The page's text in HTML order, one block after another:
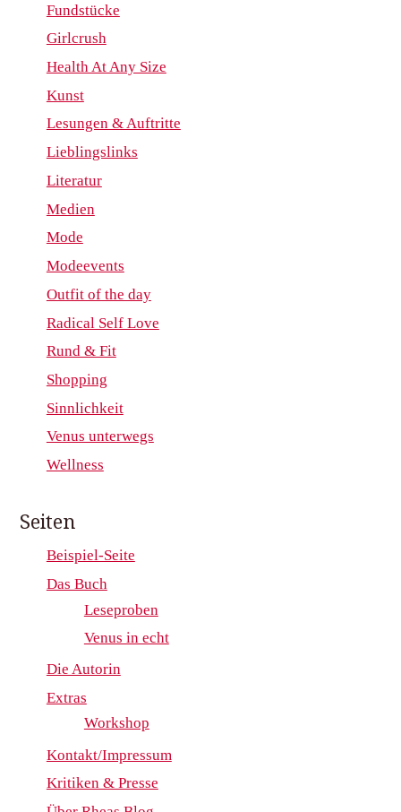
Fundstücke
Girlcrush
Health At Any Size
Kunst
Lesungen & Auftritte
Lieblingslinks
Literatur
Medien
Mode
Modeevents
Outfit of the day
Radical Self Love
Rund & Fit
Shopping
Sinnlichkeit
Venus unterwegs
Wellness
Seiten
Beispiel-Seite
Das Buch
Leseproben
Venus in echt
Die Autorin
Extras
Workshop
Kontakt/Impressum
Kritiken & Presse